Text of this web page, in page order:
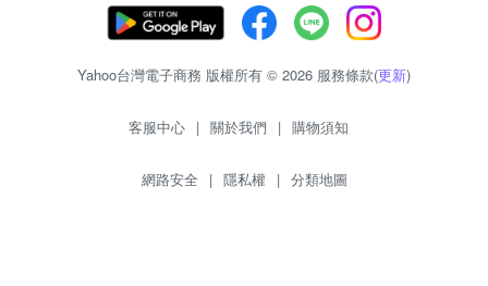
Yahoo台灣電子商務 版權所有 © 2026 服務條款(更新)
客服中心 | 關於我們 | 購物須知
網路安全 | 隱私權 | 分類地圖